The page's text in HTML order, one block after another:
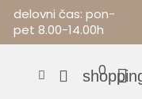
delovni čas: pon-
pet 8.00-14.00h
 0 